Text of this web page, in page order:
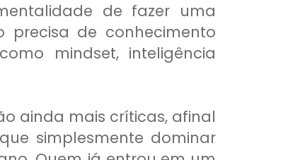
de fazer uma
precisa de conhecimento
mindset, inteligência
ainda mais críticas, afinal
simplesmente dominar